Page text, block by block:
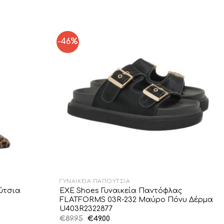
-46%
ΓΥΝΑΙΚΕΊΑ ΠΑΠΟΎΤΣΙΑ
EXE Shoes Γυναικεία Παντόφλας
FLATFORMS 03R-232 Μαύρο Πόνυ Δέρμα
U403R2322877
€89.95 Original
€49.00Η